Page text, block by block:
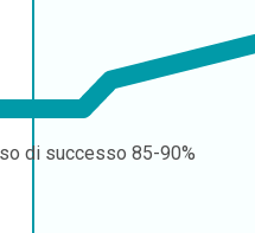
di successo 85-90%